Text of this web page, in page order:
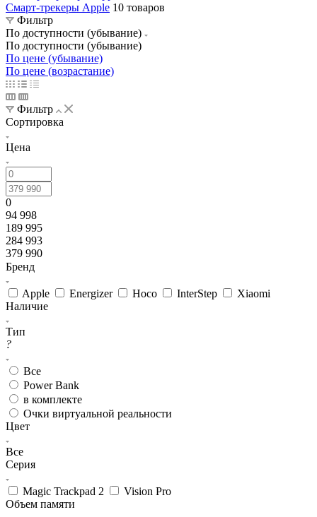
Смарт-трекеры Apple 10 товаров
Фильтр
По доступности (убывание)
По доступности (убывание)
По цене (убывание)
По цене (возрастание)
Фильтр
Сортировка
Цена
0
94 998
189 995
284 993
379 990
Бренд
Apple Energizer Hoco InterStep
Xiaomi
Наличие
Тип
?
Все
Power Bank
в комплекте
Очки виртуальной реальности
Цвет
Все
Серия
Magic Trackpad 2
Vision Pro
Объем памяти